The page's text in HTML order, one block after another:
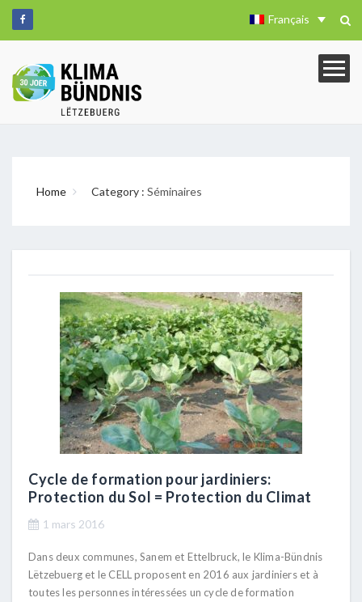
Français
Home Category : Séminaires
Cycle de formation pour jardiniers:
Protection du Sol = Protection du Climat
1 mars 2016
Dans deux communes, Sanem et Ettelbruck, le Klima-Bündnis
Lëtzebuerg et le CELL proposent en 2016 aux jardiniers et à
toutes les personnes intéressées un cycle de formation